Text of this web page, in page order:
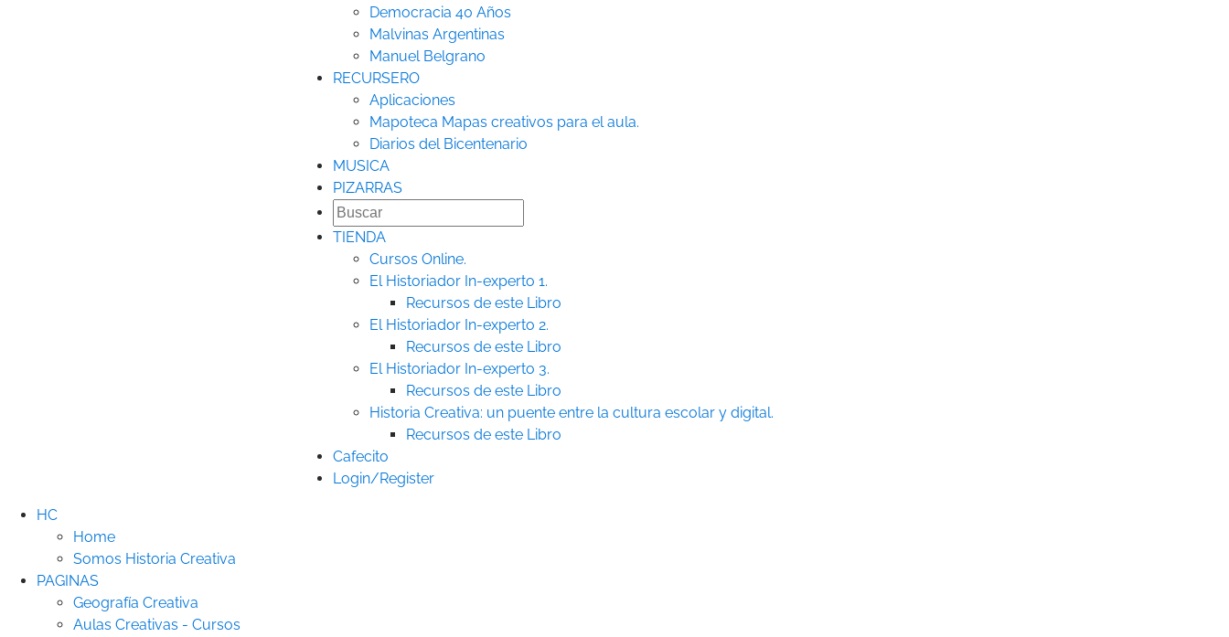
Democracia 40 Años
Malvinas Argentinas
Manuel Belgrano
RECURSERO
Aplicaciones
Mapoteca Mapas creativos para el aula.
Diarios del Bicentenario
MUSICA
PIZARRAS
TIENDA
Cursos Online.
El Historiador In-experto 1.
Recursos de este Libro
El Historiador In-experto 2.
Recursos de este Libro
El Historiador In-experto 3.
Recursos de este Libro
Historia Creativa: un puente entre la cultura escolar y digital.
Recursos de este Libro
Cafecito
Login/Register
HC
Home
Somos Historia Creativa
PAGINAS
Geografía Creativa
Aulas Creativas - Cursos